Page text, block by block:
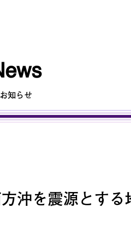
お知らせ
沖を震源とする